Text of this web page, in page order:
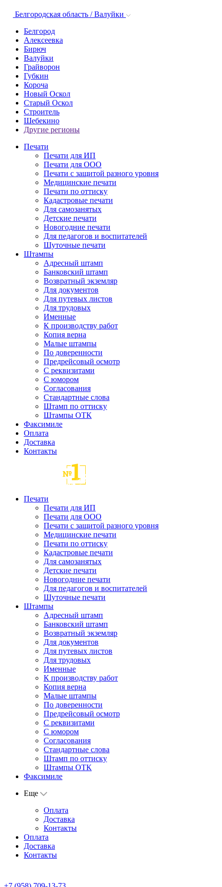
Белгородская область / Валуйки
Белгород
Алексеевка
Бирюч
Валуйки
Грайворон
Губкин
Короча
Новый Оскол
Старый Оскол
Строитель
Шебекино
Другие регионы
Печати
Печати для ИП
Печати для ООО
Печати с защитой разного уровня
Медицинские печати
Печати по оттиску
Кадастровые печати
Для самозанятых
Детские печати
Новогодние печати
Для педагогов и воспитателей
Шуточные печати
Штампы
Адресный штамп
Банковский штамп
Возвратный экземляр
Для документов
Для путевых листов
Для трудовых
Именные
К производству работ
Копия верна
Малые штампы
По доверенности
Предрейсовый осмотр
С реквизитами
С юмором
Согласования
Стандартные слова
Штамп по оттиску
Штампы ОТК
Факсимиле
Оплата
Доставка
Контакты
Печати
Печати для ИП
Печати для ООО
Печати с защитой разного уровня
Медицинские печати
Печати по оттиску
Кадастровые печати
Для самозанятых
Детские печати
Новогодние печати
Для педагогов и воспитателей
Шуточные печати
Штампы
Адресный штамп
Банковский штамп
Возвратный экземляр
Для документов
Для путевых листов
Для трудовых
Именные
К производству работ
Копия верна
Малые штампы
По доверенности
Предрейсовый осмотр
С реквизитами
С юмором
Согласования
Стандартные слова
Штамп по оттиску
Штампы ОТК
Факсимиле
Еще
Оплата
Доставка
Контакты
Оплата
Доставка
Контакты